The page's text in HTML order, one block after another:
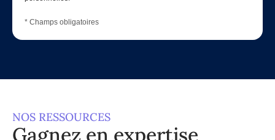
* Champs obligatoires
NOS RESSOURCES
Gagnez en expertise